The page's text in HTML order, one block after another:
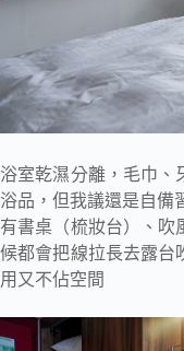
浴室乾濕分離，毛巾、
浴品，但我議還是自備
有書桌（梳妝台）、吹
候都會把線拉長去露台
用又不佔空間